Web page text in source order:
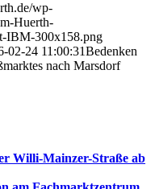
wp-
Huerth-
IBM-300x158.png
02-24 11:00:31Bedenken
nach Marsdorf
Willi-Mainzer-Straße ab